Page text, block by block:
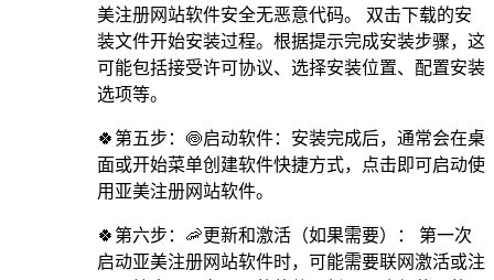
美注册网站软件安全无恶意代码。 双击下载的安
装文件开始安装过程。根据提示完成安装步骤，这
可能包括接受许可协议、选择安装位置、配置安装
选项等。
🍀第五步：🍥启动软件：安装完成后，通常会在桌
面或开始菜单创建软件快捷方式，点击即可启动使
用亚美注册网站软件。
🍀第六步：🦐更新和激活（如果需要）： 第一次
启动亚美注册网站软件时，可能需要联网激活或注